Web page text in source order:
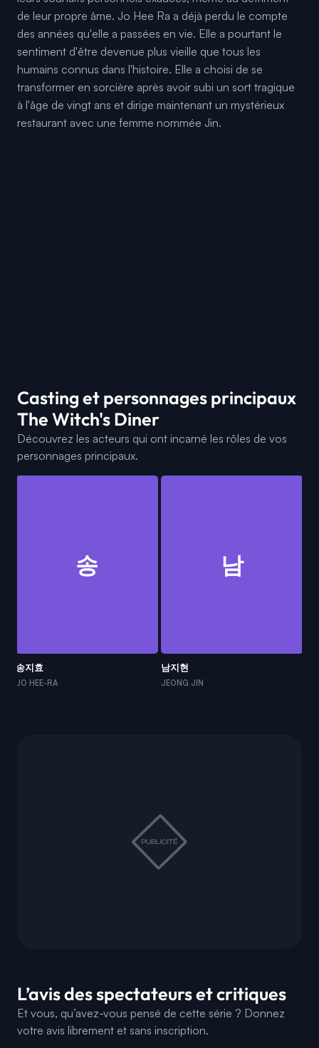
de leur propre âme. Jo Hee Ra a déjà perdu le compte
des années qu'elle a passées en vie. Elle a pourtant le
sentiment d'être devenue plus vieille que tous les
humains connus dans l'histoire. Elle a choisi de se
transformer en sorcière après avoir subi un sort tragique
à l'âge de vingt ans et dirige maintenant un mystérieux
restaurant avec une femme nommée Jin.
Casting et personnages principaux
The Witch's Diner
Découvrez les acteurs qui ont incarné les rôles de vos
personnages principaux.
송
송지효
JO HEE-RA
남
남지현
JEONG JIN
L’avis des spectateurs et critiques
Et vous, qu’avez-vous pensé de cette série ? Donnez
votre avis librement et sans inscription.